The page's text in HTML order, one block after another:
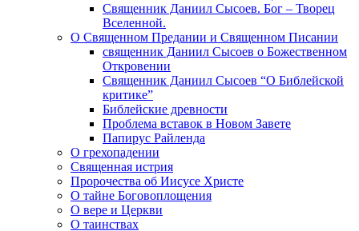
Священник Даниил Сысоев. Бог – Творец
Вселенной.
О Священном Предании и Священном Писании
священник Даниил Сысоев о Божественном
Откровении
Священник Даниил Сысоев “О Библейской
критике”
Библейские древности
Проблема вставок в Новом Завете
Папирус Райленда
О грехопадении
Священная истрия
Пророчества об Иисусе Христе
О тайне Боговоплощения
О вере и Церкви
О таинствах